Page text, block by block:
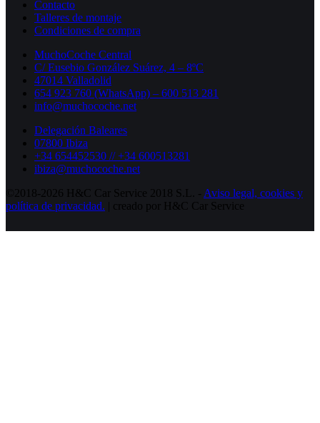
Contacto
Talleres de montaje
Condiciones de compra
MuchoCoche Central
C/ Eusebio González Suárez, 4 – 8ºC
47014 Valladolid
654 923 760 (WhatsApp) – 600 513 281
info@muchocoche.net
Delegación Baleares
07800 Ibiza
+34 654452530 // +34 600513281
ibiza@muchocoche.net
©2018-2026 H&C Car Service 2018 S.L. - Aviso legal, cookies y
política de privacidad. | creado por H&C Car Service